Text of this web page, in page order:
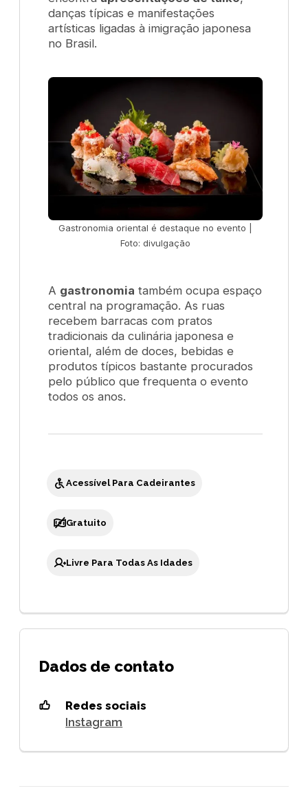
danças típicas e manifestações
artísticas ligadas à imigração japonesa
no Brasil.
Gastronomia oriental é destaque no evento |
Foto: divulgação
A gastronomia também ocupa espaço
central na programação. As ruas
recebem barracas com pratos
tradicionais da culinária japonesa e
oriental, além de doces, bebidas e
produtos típicos bastante procurados
pelo público que frequenta o evento
todos os anos.
Acessível Para Cadeirantes
Gratuito
Livre Para Todas As Idades
Dados de contato
Redes sociais
Instagram